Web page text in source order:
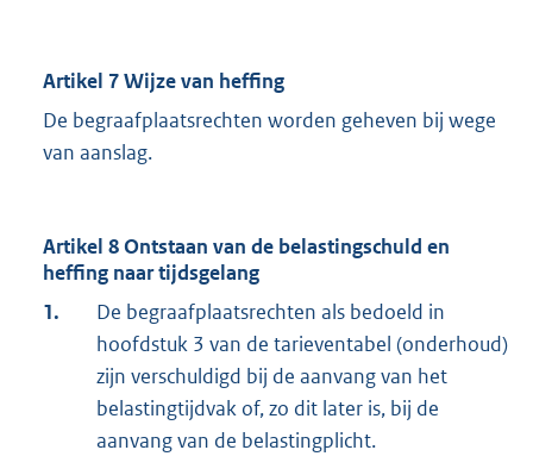
Artikel 7 Wijze van heffing
De begraafplaatsrechten worden geheven bij wege
van aanslag.
Artikel 8 Ontstaan van de belastingschuld en
heffing naar tijdsgelang
1.
De begraafplaatsrechten als bedoeld in
hoofdstuk 3 van de tarieventabel (onderhoud)
zijn verschuldigd bij de aanvang van het
belastingtijdvak of, zo dit later is, bij de
aanvang van de belastingplicht.